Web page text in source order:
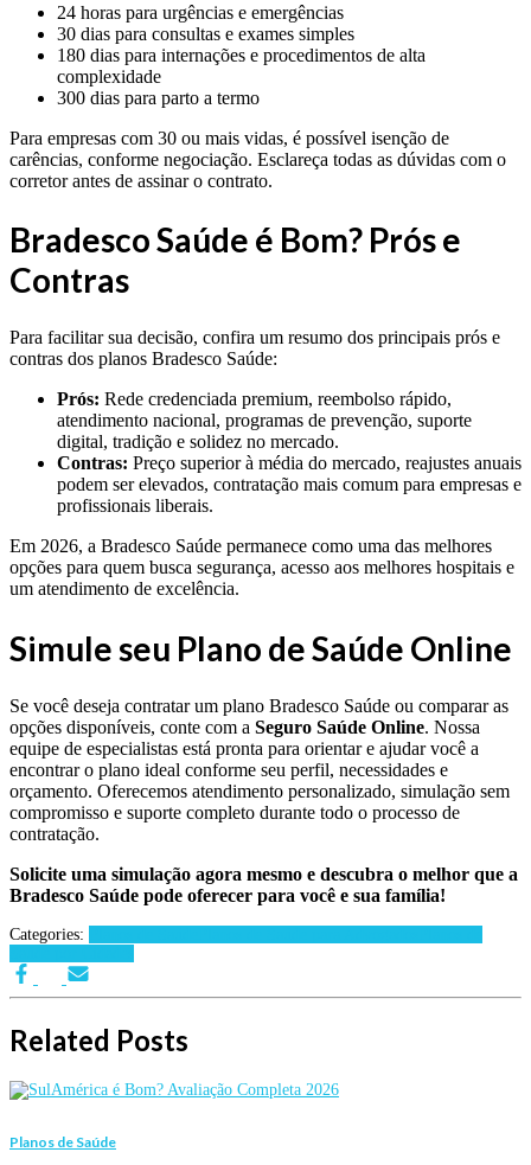
24 horas para urgências e emergências
30 dias para consultas e exames simples
180 dias para internações e procedimentos de alta
complexidade
300 dias para parto a termo
Para empresas com 30 ou mais vidas, é possível isenção de
carências, conforme negociação. Esclareça todas as dúvidas com o
corretor antes de assinar o contrato.
Bradesco Saúde é Bom? Prós e
Contras
Para facilitar sua decisão, confira um resumo dos principais prós e
contras dos planos Bradesco Saúde:
Prós: Rede credenciada premium, reembolso rápido,
atendimento nacional, programas de prevenção, suporte
digital, tradição e solidez no mercado.
Contras: Preço superior à média do mercado, reajustes anuais
podem ser elevados, contratação mais comum para empresas e
profissionais liberais.
Em 2026, a Bradesco Saúde permanece como uma das melhores
opções para quem busca segurança, acesso aos melhores hospitais e
um atendimento de excelência.
Simule seu Plano de Saúde Online
Se você deseja contratar um plano Bradesco Saúde ou comparar as
opções disponíveis, conte com a Seguro Saúde Online. Nossa
equipe de especialistas está pronta para orientar e ajudar você a
encontrar o plano ideal conforme seu perfil, necessidades e
orçamento. Oferecemos atendimento personalizado, simulação sem
compromisso e suporte completo durante todo o processo de
contratação.
Solicite uma simulação agora mesmo e descubra o melhor que a
Bradesco Saúde pode oferecer para você e sua família!
Categories:
Related Posts
Planos de Saúde